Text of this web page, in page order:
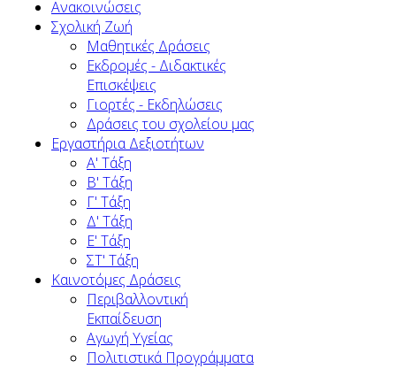
Ανακοινώσεις
Σχολική Ζωή
Μαθητικές Δράσεις
Εκδρομές - Διδακτικές
Επισκέψεις
Γιορτές - Εκδηλώσεις
Δράσεις του σχολείου μας
Εργαστήρια Δεξιοτήτων
Α' Τάξη
Β' Τάξη
Γ' Τάξη
Δ' Τάξη
Ε' Τάξη
ΣΤ' Τάξη
Καινοτόμες Δράσεις
Περιβαλλοντική
Εκπαίδευση
Αγωγή Υγείας
Πολιτιστικά Προγράμματα